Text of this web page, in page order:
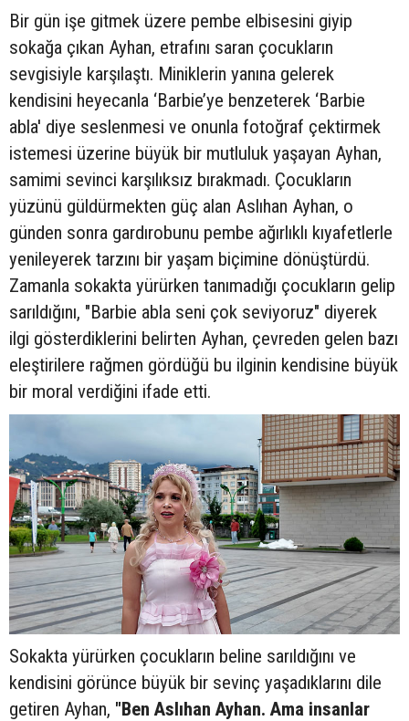
Bir gün işe gitmek üzere pembe elbisesini giyip
sokağa çıkan Ayhan, etrafını saran çocukların
sevgisiyle karşılaştı. Miniklerin yanına gelerek
kendisini heyecanla ‘Barbie’ye benzeterek ‘Barbie
abla' diye seslenmesi ve onunla fotoğraf çektirmek
istemesi üzerine büyük bir mutluluk yaşayan Ayhan,
samimi sevinci karşılıksız bırakmadı. Çocukların
yüzünü güldürmekten güç alan Aslıhan Ayhan, o
günden sonra gardırobunu pembe ağırlıklı kıyafetlerle
yenileyerek tarzını bir yaşam biçimine dönüştürdü.
Zamanla sokakta yürürken tanımadığı çocukların gelip
sarıldığını, "Barbie abla seni çok seviyoruz" diyerek
ilgi gösterdiklerini belirten Ayhan, çevreden gelen bazı
eleştirilere rağmen gördüğü bu ilginin kendisine büyük
bir moral verdiğini ifade etti.
Sokakta yürürken çocukların beline sarıldığını ve
kendisini görünce büyük bir sevinç yaşadıklarını dile
getiren Ayhan, "Ben Aslıhan Ayhan. Ama insanlar